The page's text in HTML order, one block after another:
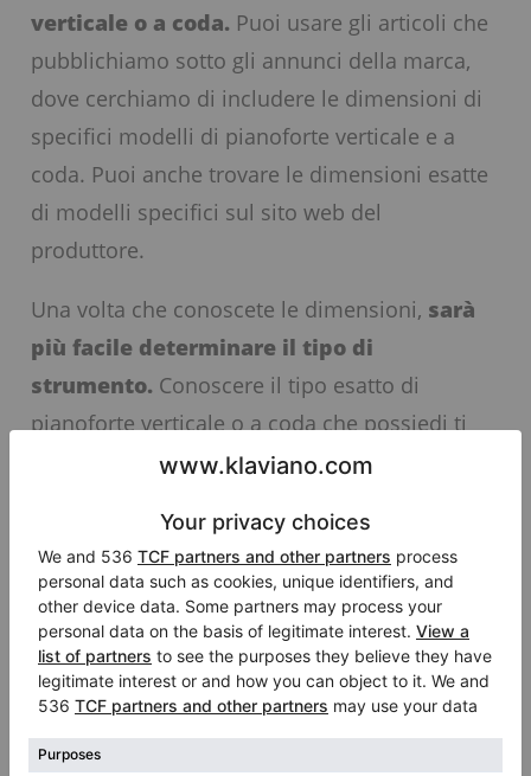
verticale o a coda. Puoi usare gli articoli che
pubblichiamo sotto gli annunci della marca,
dove cerchiamo di includere le dimensioni di
specifici modelli di pianoforte verticale e a
coda. Puoi anche trovare le dimensioni esatte
di modelli specifici sul sito web del
produttore.
Una volta che conoscete le dimensioni, sarà
più facile determinare il tipo di
strumento. Conoscere il tipo esatto di
pianoforte verticale o a coda che possiedi ti
aiuta a venderlo più velocemente, dato che
strumento quale un pianoforte mezza coda o
‘da salotto’. Puoi saperne di più sui tipi di
strumenti nel nostro articolo “Tipi di pianoforti
verticali e a coda”.